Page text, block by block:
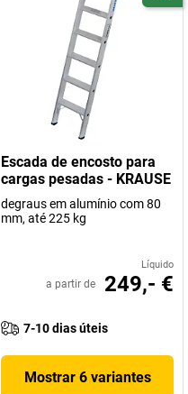
Escada de encosto para
cargas pesadas - KRAUSE
degraus em alumínio com 80
mm, até 225 kg
Líquido
a partir de 249,- €
7-10 dias úteis
Mostrar 6 variantes